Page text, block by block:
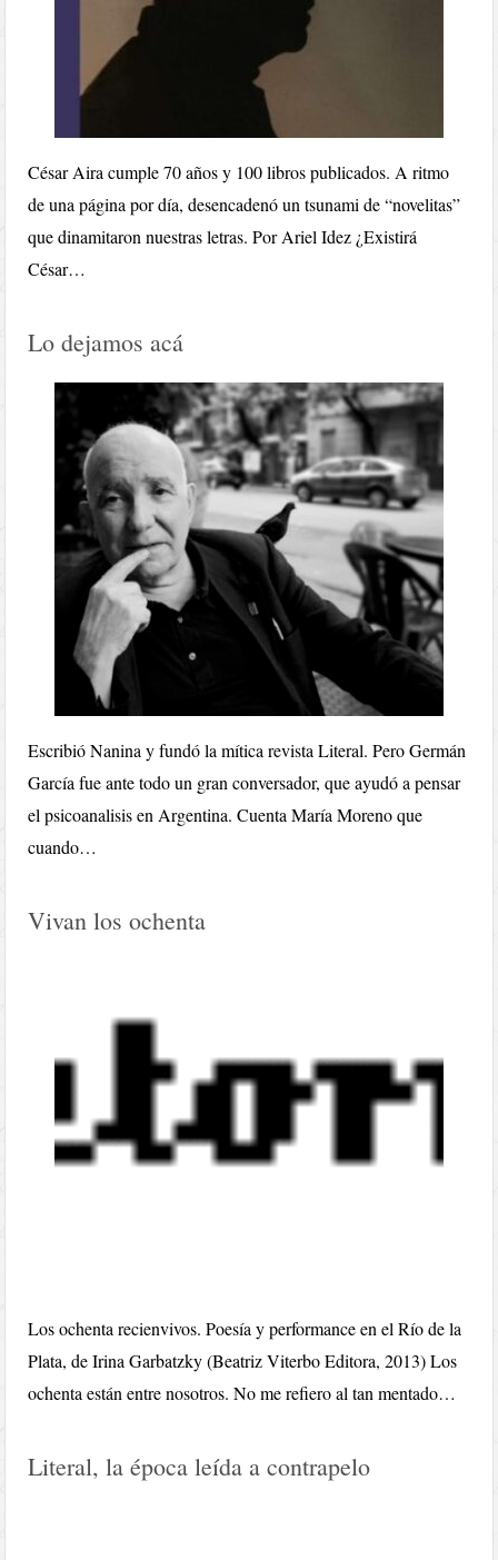
César Aira cumple 70 años y 100 libros publicados. A ritmo
de una página por día, desencadenó un tsunami de “novelitas”
que dinamitaron nuestras letras. Por Ariel Idez ¿Existirá
César…
Lo dejamos acá
Escribió Nanina y fundó la mítica revista Literal. Pero Germán
García fue ante todo un gran conversador, que ayudó a pensar
el psicoanalisis en Argentina. Cuenta María Moreno que
cuando…
Vivan los ochenta
Los ochenta recienvivos. Poesía y performance en el Río de la
Plata, de Irina Garbatzky (Beatriz Viterbo Editora, 2013) Los
ochenta están entre nosotros. No me refiero al tan mentado…
Literal, la época leída a contrapelo